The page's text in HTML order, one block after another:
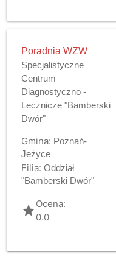
Poradnia WZW
Specjalistyczne
Centrum
Diagnostyczno -
Lecznicze "Bamberski
Dwór"
Gmina: Poznań-
Jeżyce
Filia: Oddział
"Bamberski Dwór"
gradeOcena:
0.0